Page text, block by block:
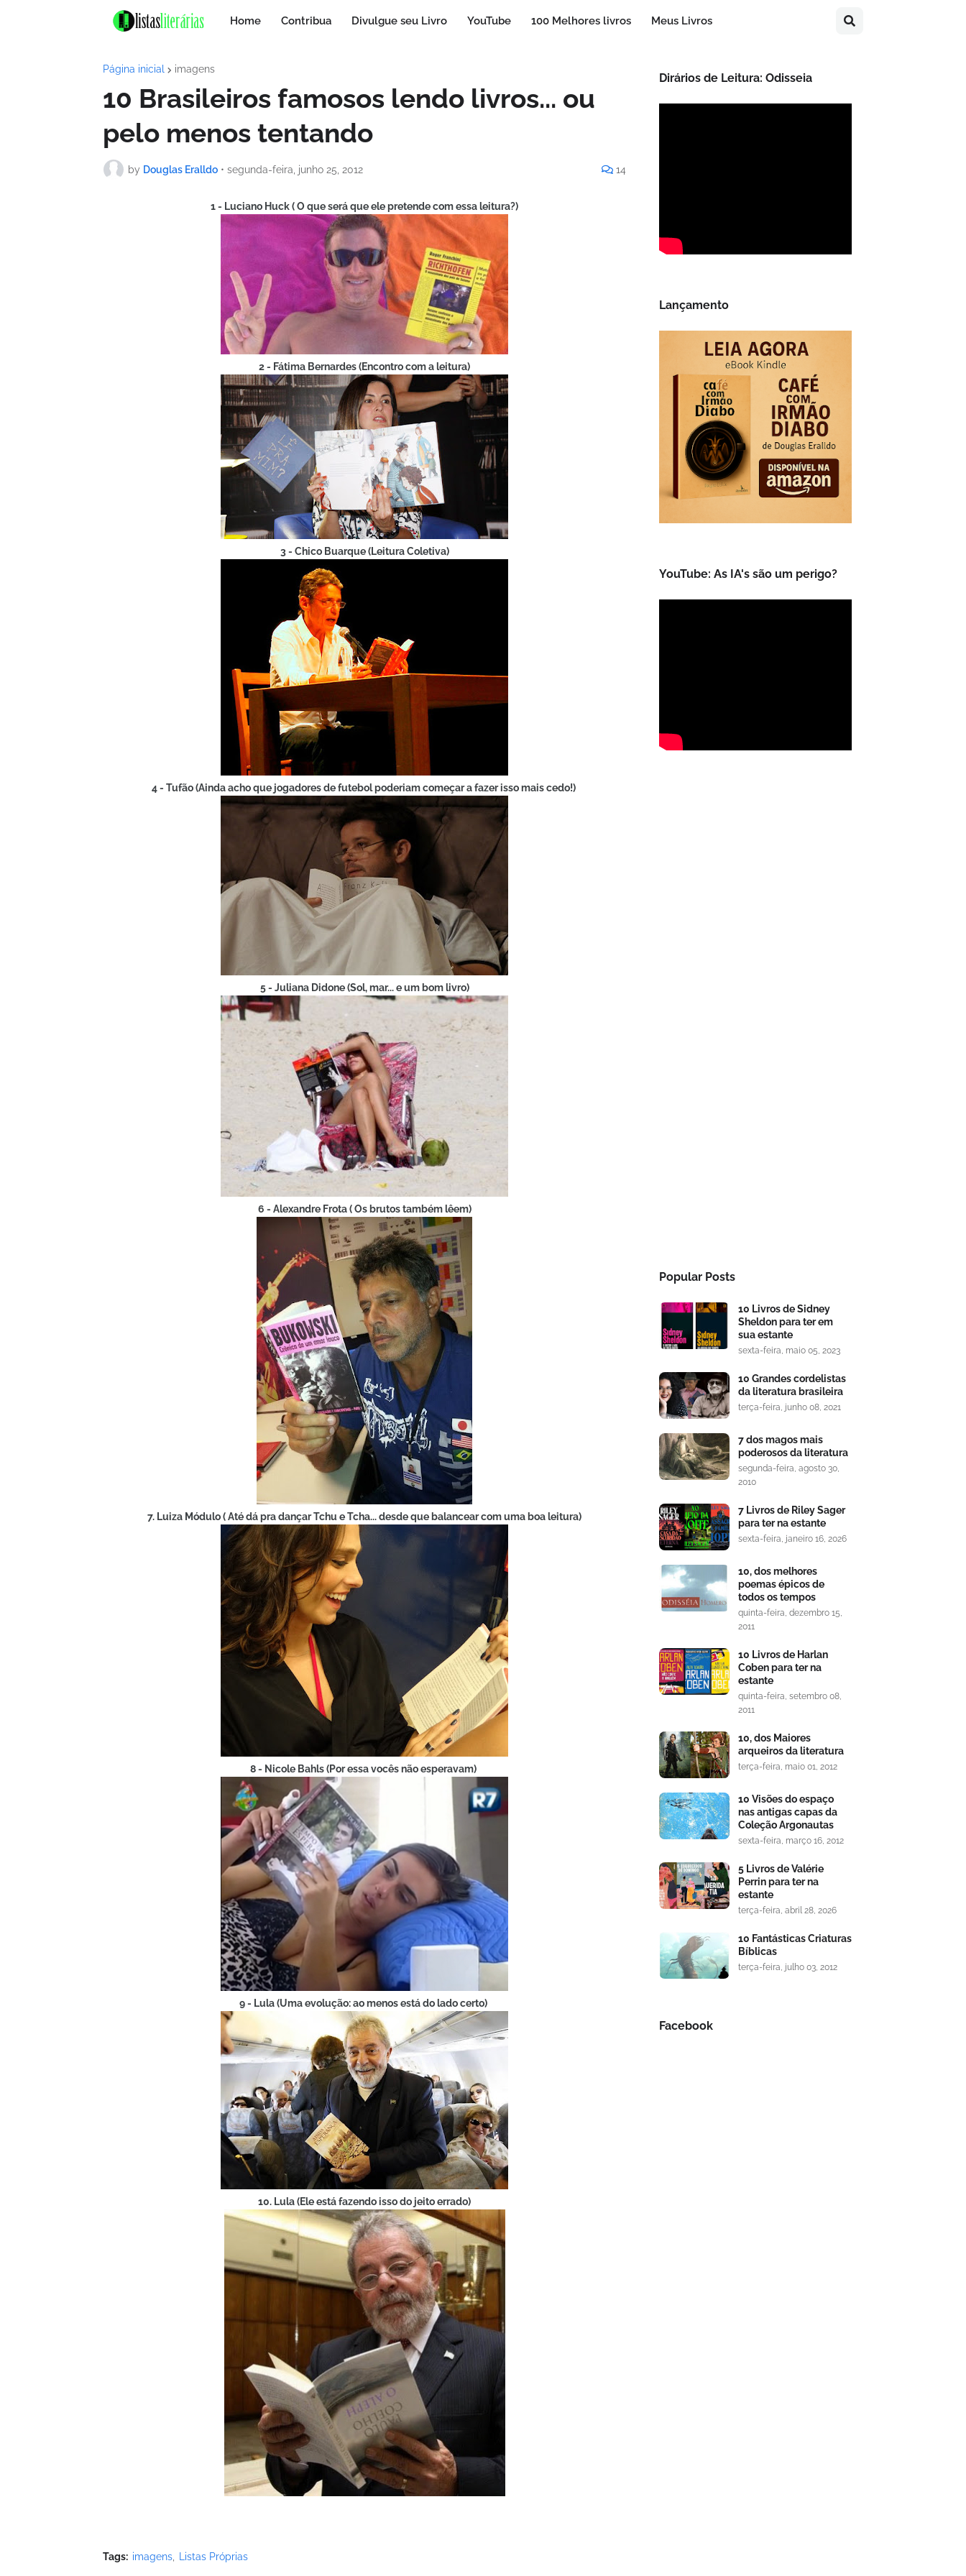
Home Contribua Divulgue seu Livro YouTube 100 Melhores livros Meus Livros
Página inicial imagens
10 Brasileiros famosos lendo livros... ou
pelo menos tentando
by Douglas Eralldo • segunda-feira, junho 25, 2012 14
1 - Luciano Huck ( O que será que ele pretende com essa leitura?)
2 - Fátima Bernardes (Encontro com a leitura)
3 - Chico Buarque (Leitura Coletiva)
4 - Tufão (Ainda acho que jogadores de futebol poderiam começar a fazer isso mais cedo!)
5 - Juliana Didone (Sol, mar... e um bom livro)
6 - Alexandre Frota ( Os brutos também lêem)
7. Luiza Módulo ( Até dá pra dançar Tchu e Tcha... desde que balancear com uma boa leitura)
8 - Nicole Bahls (Por essa vocês não esperavam)
9 - Lula (Uma evolução: ao menos está do lado certo)
10. Lula (Ele está fazendo isso do jeito errado)
Tags: imagens Listas Próprias
Dirários de Leitura: Odisseia
Lançamento
YouTube: As IA's são um perigo?
Popular Posts
10 Livros de Sidney
Sheldon para ter em
sua estante
sexta-feira, maio 05, 2023
10 Grandes cordelistas
da literatura brasileira
terça-feira, junho 08, 2021
7 dos magos mais
poderosos da literatura
segunda-feira, agosto 30,
2010
7 Livros de Riley Sager
para ter na estante
sexta-feira, janeiro 16, 2026
10, dos melhores
poemas épicos de
todos os tempos
quinta-feira, dezembro 15,
2011
10 Livros de Harlan
Coben para ter na
estante
quinta-feira, setembro 08,
2011
10, dos Maiores
arqueiros da literatura
terça-feira, maio 01, 2012
10 Visões do espaço
nas antigas capas da
Coleção Argonautas
sexta-feira, março 16, 2012
5 Livros de Valérie
Perrin para ter na
estante
terça-feira, abril 28, 2026
10 Fantásticas Criaturas
Bíblicas
terça-feira, julho 03, 2012
Facebook